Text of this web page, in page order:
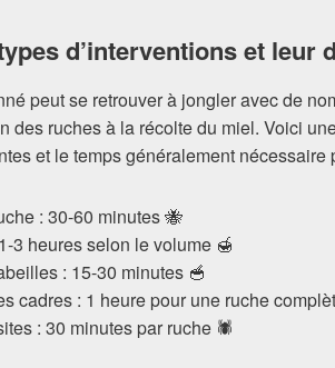
d’interventions et leur
peut se retrouver à jongler avec de
des ruches à la récolte du miel. Voici
et le temps généralement nécessaire
: 30-60 minutes 🐝
3 heures selon le volume 🍯
: 15-30 minutes 🥣
cadres : 1 heure pour une ruche
: 30 minutes par ruche 🕷️